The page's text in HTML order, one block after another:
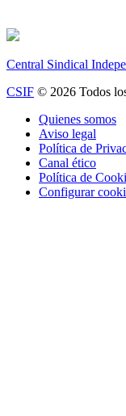
Central Sindical
CSIF © 2026 Todos
Quienes somos
Aviso legal
Política de
Canal ético
Política de
Configurar